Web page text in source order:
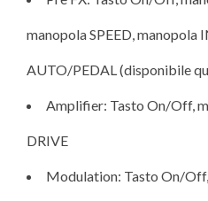
manopola SPEED, manopola
AUTO/PEDAL (disponibile
Amplifier: Tasto On/Off,
DRIVE
Modulation: Tasto On/